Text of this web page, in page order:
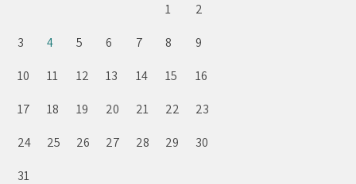
1
2
3
4 5 6 7 8
9
10
11 12 13 14 15
16
17
18 19 20 21 22
23
24
25 26 27 28 29
30
31